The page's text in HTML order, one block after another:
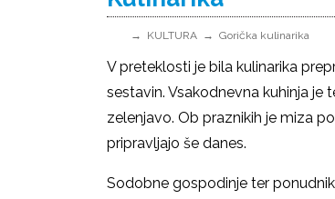
KULTURA Gorička kulinarika
V preteklosti je bila kulinarika
sestavin. Vsakodnevna kuhinja
zelenjavo. Ob praznikih je miza
pripravljajo še danes.
Sodobne gospodinje ter